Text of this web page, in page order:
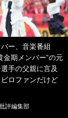
ー、音楽番組
金期メンバー”の元
手の父親に言及
ロファンだけど
評編集部